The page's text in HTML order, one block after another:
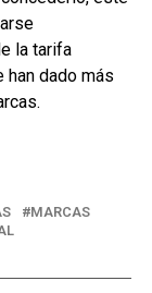
la tarifa
dado más
MARCAS